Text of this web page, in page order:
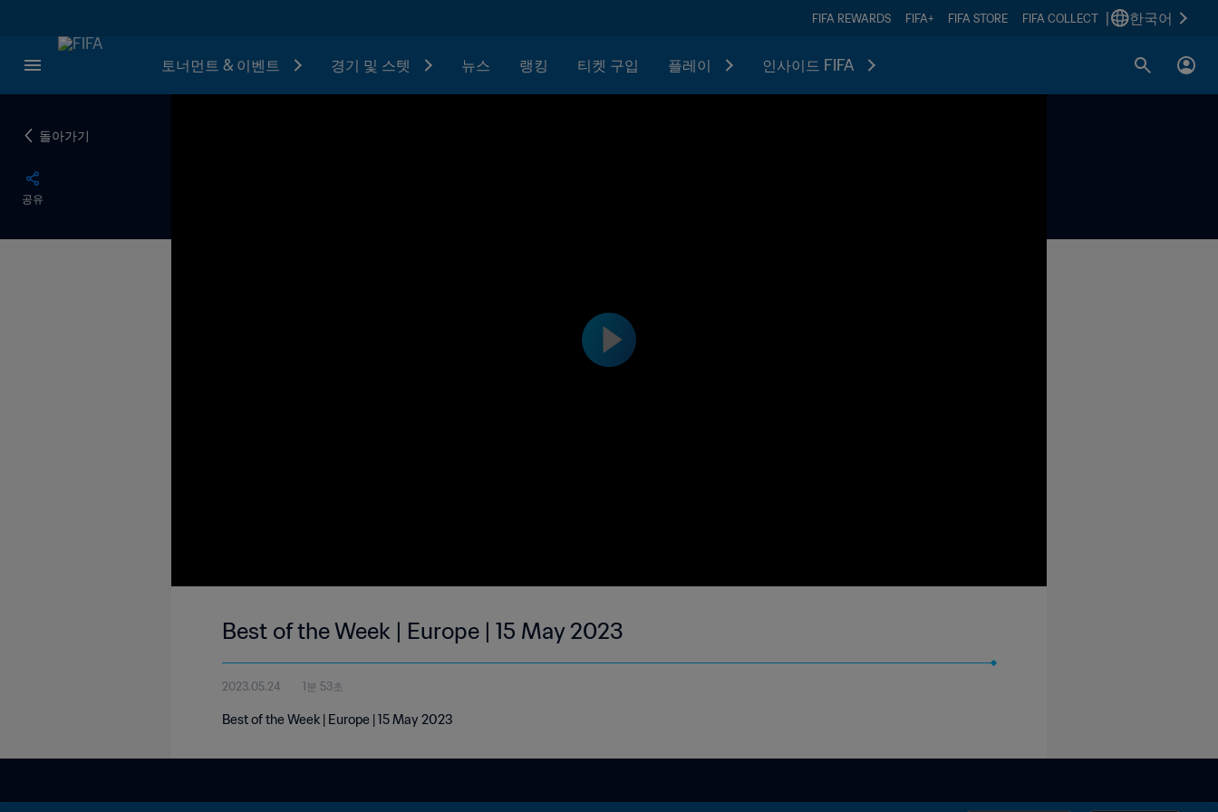
FIFA REWARDS FIFA+ FIFA STORE FIFA COLLECT 한국어
토너먼트 & 이벤트 경기 및 스텟 뉴스 랭킹 티켓 구입 플레이 인사이드 FIFA
돌아가기
공유
Best of the Week | Europe | 15 May 2023
2023.05.24 1분 53초
Best of the Week | Europe | 15 May 2023